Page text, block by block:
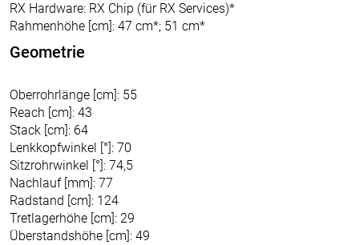
RX Hardware: RX Chip (für RX Services)*
Rahmenhöhe [cm]: 47 cm*; 51 cm*
Geometrie
Oberrohrlänge [cm]: 55
Reach [cm]: 43
Stack [cm]: 64
Lenkkopfwinkel [°]: 70
Sitzrohrwinkel [°]: 74,5
Nachlauf [mm]: 77
Radstand [cm]: 124
Tretlagerhöhe [cm]: 29
Überstandshöhe [cm]: 49